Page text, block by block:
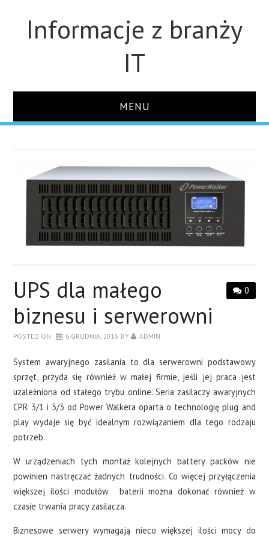
Informacje z branży
IT
MENU
DLA FIRM
SERWERY
O NAS
KONTAKT
0
UPS dla małego
biznesu i serwerowni
POSTED ON 6 GRUDNIA, 2016 BY ADMIN
System awaryjnego zasilania to dla serwerowni podstawowy
sprzęt, przyda się również w małej firmie, jeśli jej praca jest
uzależniona od stałego trybu online. Seria zasilaczy awaryjnych
CPR 3/1 i 3/3 od Power Walkera oparta o technologię plug and
play wydaje się być idealnym rozwiązaniem dla tego rodzaju
potrzeb.
W urządzeniach tych montaż kolejnych battery packów nie
powinien nastręczać żadnych trudności. Co więcej przyłączenia
większej ilości modułów baterii można dokonać również w
czasie trwania pracy zasilacza.
Biznesowe serwery wymagają nieco większej ilości mocy do